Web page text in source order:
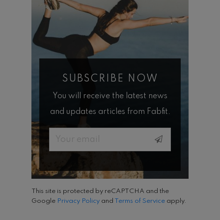
SUBSCRIBE NOW
You will receive the latest news
and updates articles from Fabfit.
Email
This site is protected by reCAPTCHA and the
Google Privacy Policy and Terms of Service apply.